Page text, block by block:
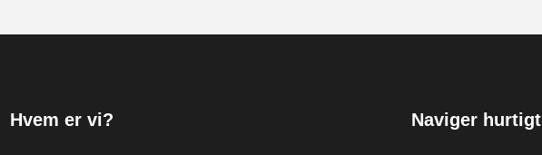
Hvem er vi? Naviger hurtigt